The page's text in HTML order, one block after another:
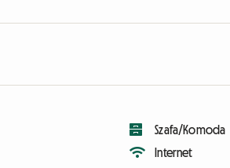
Szafa/Komoda
Internet